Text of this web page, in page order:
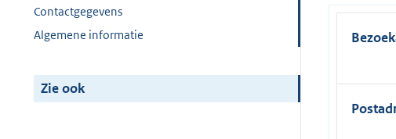
Contactgegevens
Algemene informatie
Zie ook